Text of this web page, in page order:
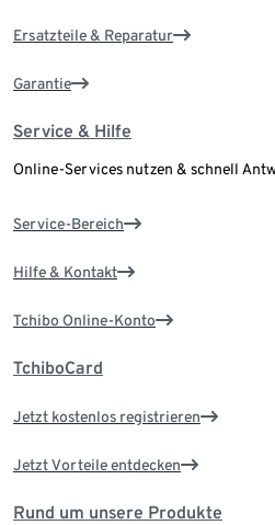
Ersatzteile & Reparatur
Garantie
Service & Hilfe
Online-Services nutzen & schnell
Service-Bereich
Hilfe & Kontakt
Tchibo Online-Konto
TchiboCard
Jetzt kostenlos registrieren
Jetzt Vorteile entdecken
Rund um unsere Produkte